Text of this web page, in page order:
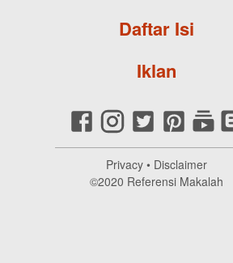
Daftar Isi
Iklan
Privacy• Disclaimer
©2020 Referensi Makalah